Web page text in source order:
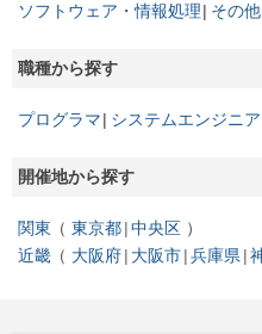
ソフトウェア・情報処理 その
職種から探す
プログラマ システムエンジニア
開催地から探す
関東 東京都 中央区
近畿
大阪府 大阪市 兵庫県